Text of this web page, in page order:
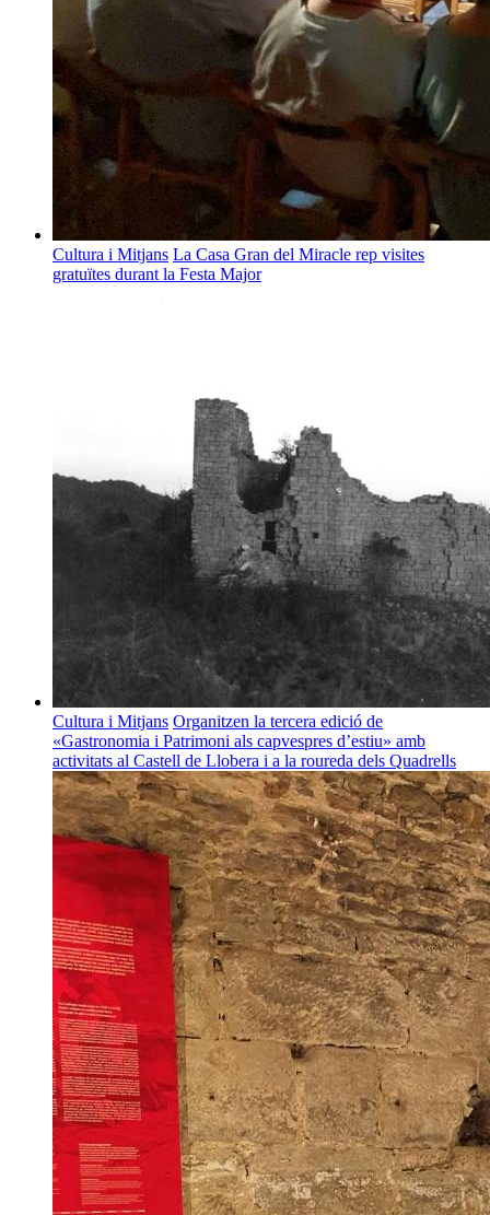
Cultura i Mitjans La Casa Gran del Miracle rep visites
gratuïtes durant la Festa Major
Cultura i Mitjans Organitzen la tercera edició de
«Gastronomia i Patrimoni als capvespres d’estiu» amb
activitats al Castell de Llobera i a la roureda dels Quadrells